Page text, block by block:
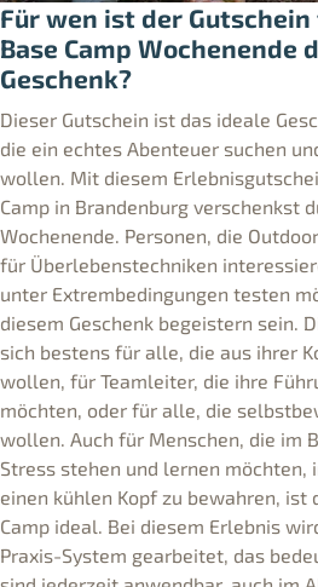
Für wen ist der
Base Camp Wochenende
Geschenk?
Dieser Gutschein ist das ideale
die ein echtes Abenteuer suchen
wollen. Mit diesem
Camp in Brandenburg verschenkst
Wochenende. Personen, die
für Überlebenstechniken
unter Extrembedingungen testen
diesem Geschenk begeistern sein.
sich bestens für alle, die aus ihrer
wollen, für Teamleiter, die ihre
möchten, oder für alle, die
wollen. Auch für Menschen, die im
Stress stehen und lernen möchten,
einen kühlen Kopf zu bewahren, ist
Camp ideal. Bei diesem Erlebnis
Praxis-System gearbeitet, das